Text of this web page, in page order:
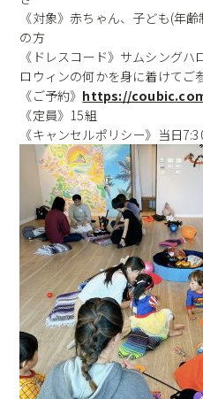
《対象》赤ちゃん、子ども(年
の方
《ドレスコード》サムシング
ロウィンの何かを身に着けてご
《ご予約》 https://
《定員》15組
《キャンセルポリシー》当日